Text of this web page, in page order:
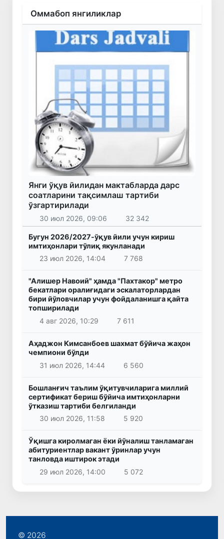
Оммабоп янгиликлар
Янги ўқув йилидан мактабларда дарс
соатларини тақсимлаш тартиби
ўзгартирилади
30 июл 2026, 09:06 32 342
Бугун 2026/2027-ўқув йили учун кириш
имтиҳонлари тўлиқ якунланади
23 июл 2026, 14:04
7 768
"Алишер Навоий" ҳамда "Пахтакор" метро
бекатлари оралиғидаги эскалаторлардан
бири йўловчилар учун фойдаланишга қайта
топширилади
4 авг 2026, 10:29
7 611
Аҳаджон Кимсанбоев шахмат бўйича жаҳон
чемпиони бўлди
31 июл 2026, 14:44
6 560
Бошланғич таълим ўқитувчиларига миллий
сертификат бериш бўйича имтиҳонларни
ўтказиш тартиби белгиланди
30 июл 2026, 11:58
5 920
Ўқишга киролмаган ёки йўналиш танламаган
абитуриентлар вакант ўринлар учун
танловда иштирок этади
29 июл 2026, 14:00
5 072
© 2026